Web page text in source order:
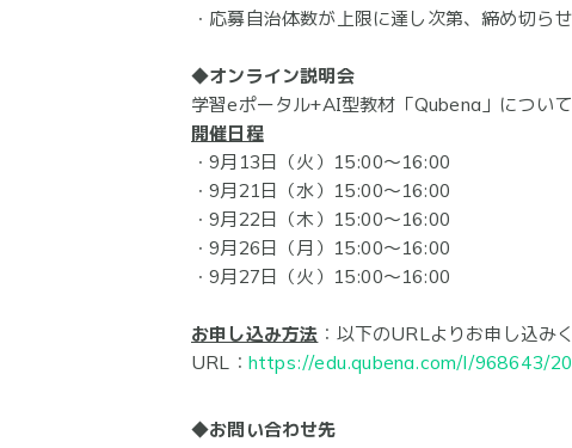
・応募自治体数が上限に達し次第、締め切ら
◆オンライン説明会
学習eポータル+AI型教材「Qubena」につい
開催日程
・9月13日（火）15:00〜16:00
・9月21日（水）15:00〜16:00
・9月22日（木）15:00〜16:00
・9月26日（月）15:00〜16:00
・9月27日（火）15:00〜16:00
お申し込み方法 ：以下のURLよりお申し込み
URL： https://edu.qubena.com/l/968643/
◆お問い合わせ先